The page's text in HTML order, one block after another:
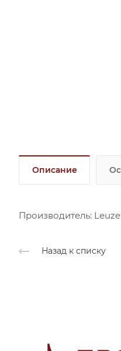
Описание
Производитель:
Назад к списку